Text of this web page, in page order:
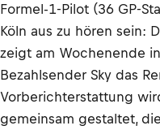
Formel-1-Pilot (36 GP-
Köln aus zu hören sein:
zeigt am Wochenende
Bezahlsender Sky das
Vorberichterstattung
gemeinsam gestaltet,